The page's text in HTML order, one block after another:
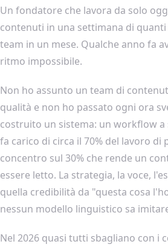
Un fondatore che lavora da solo
contenuti in una settimana di
team in un mese. Qualche anno fa
ritmo impossibile.
Non ho assunto un team di
qualità e non ho passato ogni ora
costruito un sistema: un workflow a
fa carico di circa il 70% del lavoro di
concentro sul 30% che rende un
essere letto. La strategia, la voce,
quella credibilità da "questa cosa
nessun modello linguistico sa
Nel 2026 quasi tutti sbagliano con i